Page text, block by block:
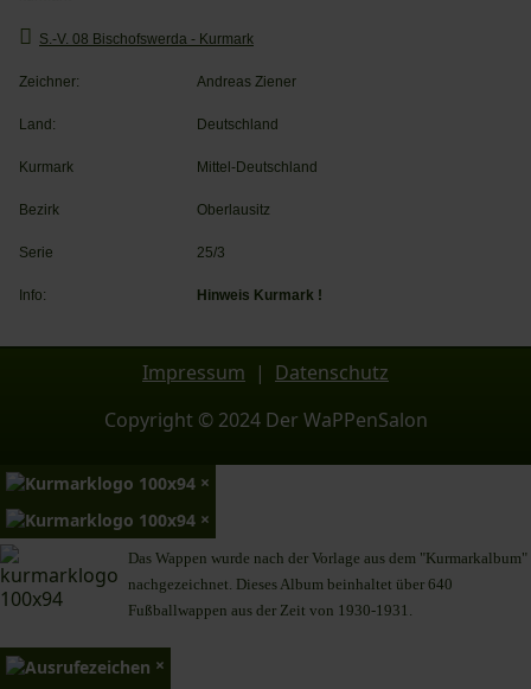
S.-V. 08 Bischofswerda - Kurmark
Zeichner: Andreas Ziener
Land: Deutschland
Kurmark Mittel-Deutschland
Bezirk Oberlausitz
Serie 25/3
Info: Hinweis Kurmark !
Impressum | Datenschutz
Copyright © 2024 Der WaPPenSalon
×
×
Das Wappen wurde nach der Vorlage aus dem "Kurmarkalbum"
nachgezeichnet. Dieses Album beinhaltet über 640
Fußballwappen aus der Zeit von 1930-1931.
×